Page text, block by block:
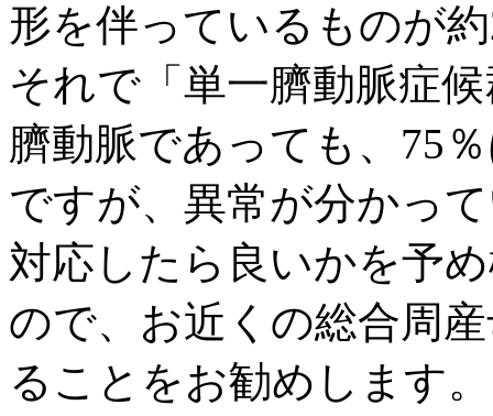
形を伴っているものが
それで「単一臍動脈症
臍動脈であっても、75
ですが、異常が分かっ
対応したら良いかを予
ので、お近くの総合周
ることをお勧めします